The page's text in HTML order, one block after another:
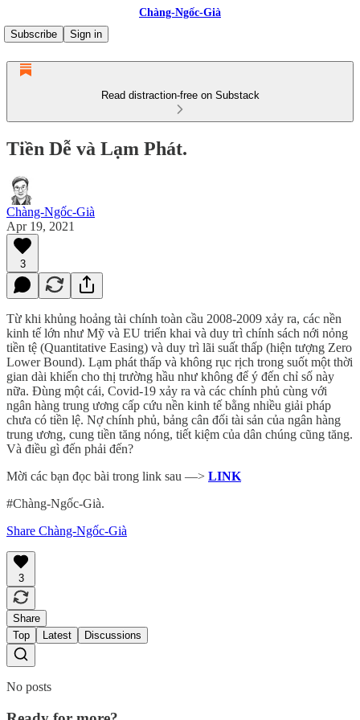
Chàng-Ngốc-Già
Subscribe
Sign in
Read distraction-free on Substack
Tiền Dễ và Lạm Phát.
Chàng-Ngốc-Già
Apr 19, 2021
3
Từ khi khủng hoảng tài chính toàn cầu 2008-2009 xảy ra, các nền
kinh tế lớn như Mỹ và EU triển khai và duy trì chính sách nới nỏng
tiền tệ (Quantitative Easing) và duy trì lãi suất thấp (hiện tượng Zero
Lower Bound). Lạm phát thấp và không rục rịch trong suốt một thời
gian dài khiến cho thị trường hầu như không để ý đến chỉ số này
nữa. Đùng một cái, Covid-19 xảy ra và các chính phủ cùng với
ngân hàng trung ương cấp cứu nền kinh tế bằng nhiều giải pháp
chưa có tiền lệ. Nợ chính phủ, bảng cân đối tài sản của ngân hàng
trung ương, cung tiền tăng nóng, tiết kiệm của dân chúng cũng tăng.
Và điều gì đến phải đến?
Mời các bạn đọc bài trong link sau —> LINK
#Chàng-Ngốc-Già.
Share Chàng-Ngốc-Già
3
Share
Top
Latest Discussions
No posts